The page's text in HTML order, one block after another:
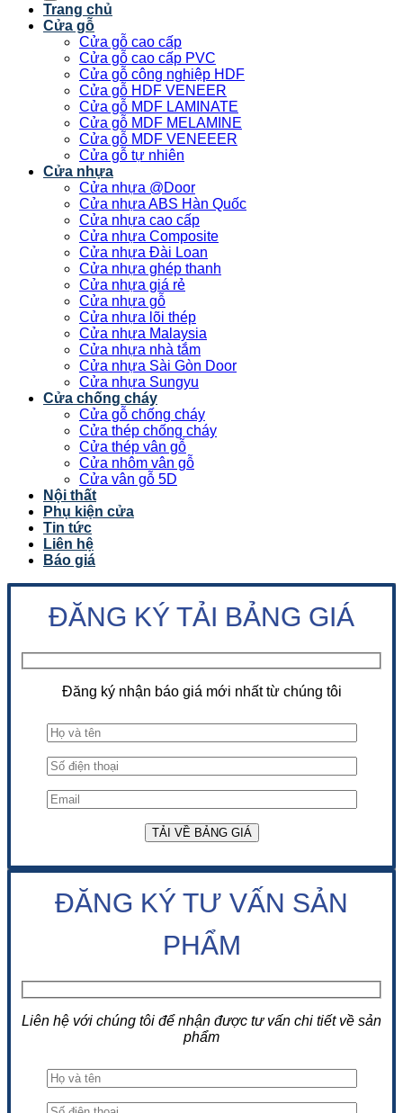
Trang chủ
Cửa gỗ
Cửa gỗ cao cấp
Cửa gỗ cao cấp PVC
Cửa gỗ công nghiệp HDF
Cửa gỗ HDF VENEER
Cửa gỗ MDF LAMINATE
Cửa gỗ MDF MELAMINE
Cửa gỗ MDF VENEEER
Cửa gỗ tự nhiên
Cửa nhựa
Cửa nhựa @Door
Cửa nhựa ABS Hàn Quốc
Cửa nhựa cao cấp
Cửa nhựa Composite
Cửa nhựa Đài Loan
Cửa nhựa ghép thanh
Cửa nhựa giá rẻ
Cửa nhựa gỗ
Cửa nhựa lõi thép
Cửa nhựa Malaysia
Cửa nhựa nhà tắm
Cửa nhựa Sài Gòn Door
Cửa nhựa Sungyu
Cửa chống cháy
Cửa gỗ chống cháy
Cửa thép chống cháy
Cửa thép vân gỗ
Cửa nhôm vân gỗ
Cửa vân gỗ 5D
Nội thất
Phụ kiện cửa
Tin tức
Liên hệ
Báo giá
ĐĂNG KÝ TẢI BẢNG GIÁ
Đăng ký nhận báo giá mới nhất từ chúng tôi
ĐĂNG KÝ TƯ VẤN SẢN
PHẨM
Liên hệ với chúng tôi để nhận được tư vấn chi tiết về sản
phẩm